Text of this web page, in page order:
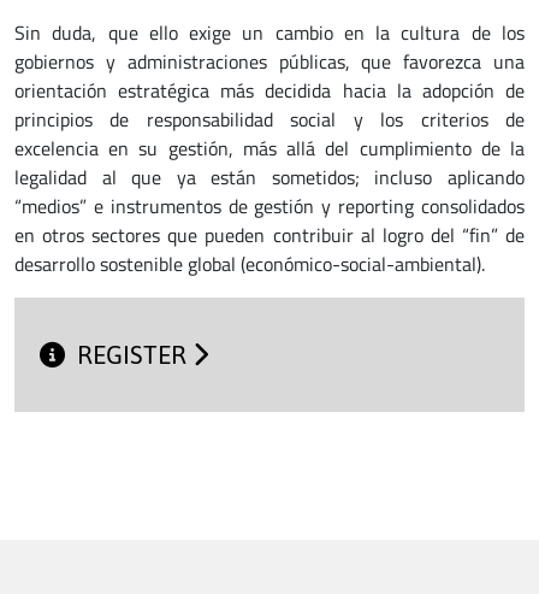
Sin duda, que ello exige un cambio en la cultura de los
gobiernos y administraciones públicas, que favorezca una
orientación estratégica más decidida hacia la adopción de
principios de responsabilidad social y los criterios de
excelencia en su gestión, más allá del cumplimiento de la
legalidad al que ya están sometidos; incluso aplicando
“medios” e instrumentos de gestión y reporting consolidados
en otros sectores que pueden contribuir al logro del “fin” de
desarrollo sostenible global (económico-social-ambiental).
REGISTER